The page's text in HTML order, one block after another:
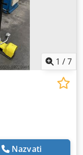
sustav
Zaštita od
OPCIJE:
i
1 /7
Nazvati